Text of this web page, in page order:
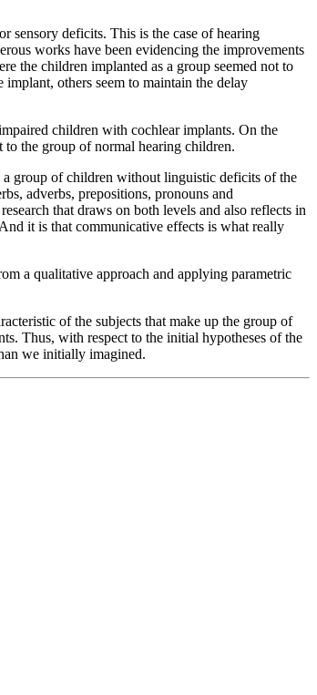
sensory deficits. This is the case of hearing
works have been evidencing the improvements
the children implanted as a group seemed not to
others seem to maintain the delay
children with cochlear implants. On the
the group of normal hearing children.
a group of children without linguistic deficits of the
adverbs, prepositions, pronouns and
that draws on both levels and also reflects in
it is that communicative effects is what really
a qualitative approach and applying parametric
of the subjects that make up the group of
Thus, with respect to the initial hypotheses of the
we initially imagined.